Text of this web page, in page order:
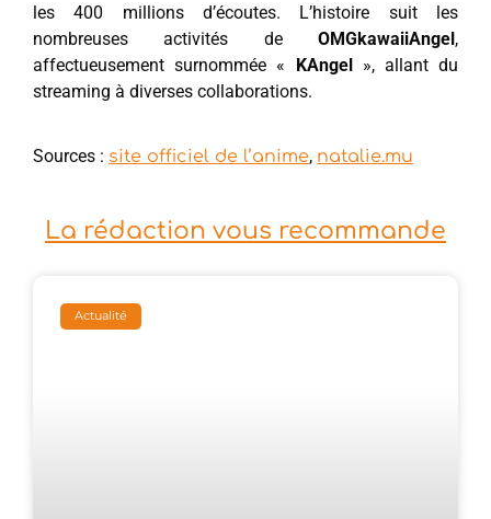
les 400 millions d’écoutes. L’histoire suit les
nombreuses activités de OMGkawaiiAngel,
affectueusement surnommée « KAngel», allant du
streaming à diverses collaborations.
Sources : site officiel de l’anime, natalie.mu
La rédaction vous recommande
Actualité